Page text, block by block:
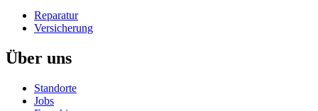
Reparatur
Versicherung
Über uns
Standorte
Jobs